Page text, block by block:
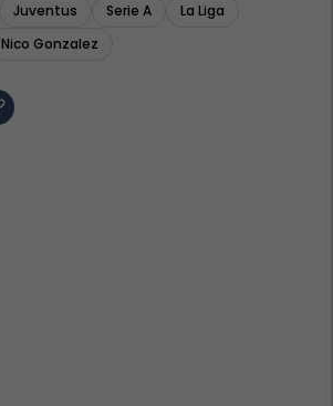
Juventus Serie A
La Liga
Nico Gonzalez